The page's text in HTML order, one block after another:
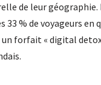
de leur
33 % de voyageurs en
forfait « digital detox